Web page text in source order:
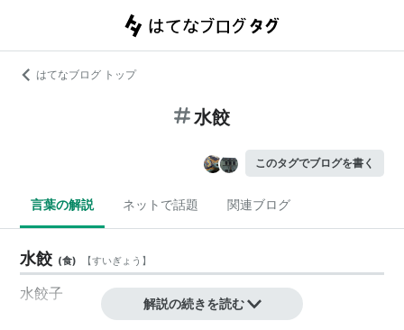
はてなブログ トップ
水餃
このタグでブログを書く
言葉の解説 ネットで話題 関連ブログ
水餃 (食) 【すいぎょう 】
水餃子
解説の続きを読む